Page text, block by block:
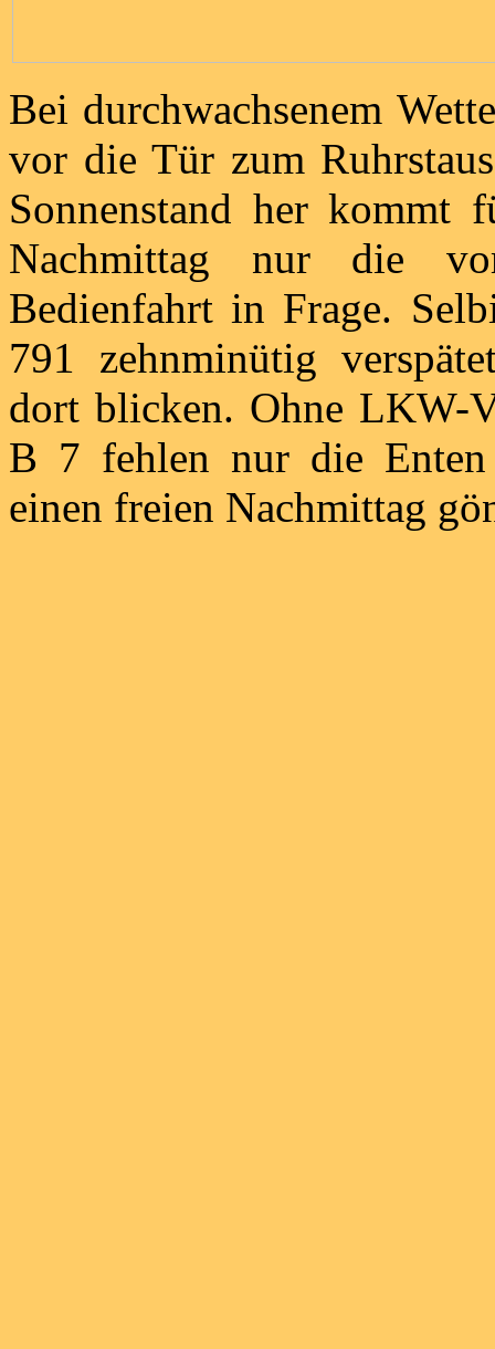
Bei durchwachsenem
vor die Tür zum
Sonnenstand her kommt
Nachmittag nur die
Bedienfahrt in Frage.
791 zehnminütig
dort blicken. Ohne LKW-
B 7 fehlen nur die
einen freien Nachmittag